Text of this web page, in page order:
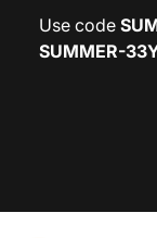
Use code
SUMMER-